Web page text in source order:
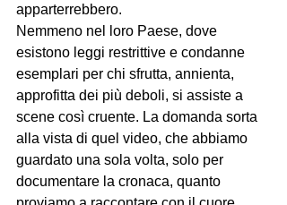
apparterrebbero.
Nemmeno nel loro Paese, dove
esistono leggi restrittive e condanne
esemplari per chi sfrutta, annienta,
approfitta dei più deboli, si assiste a
scene così cruente. La domanda sorta
alla vista di quel video, che abbiamo
guardato una sola volta, solo per
documentare la cronaca, quanto